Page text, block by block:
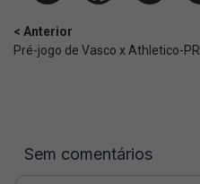
< Anterior
Pré-jogo de Vasco x Athletico-PR